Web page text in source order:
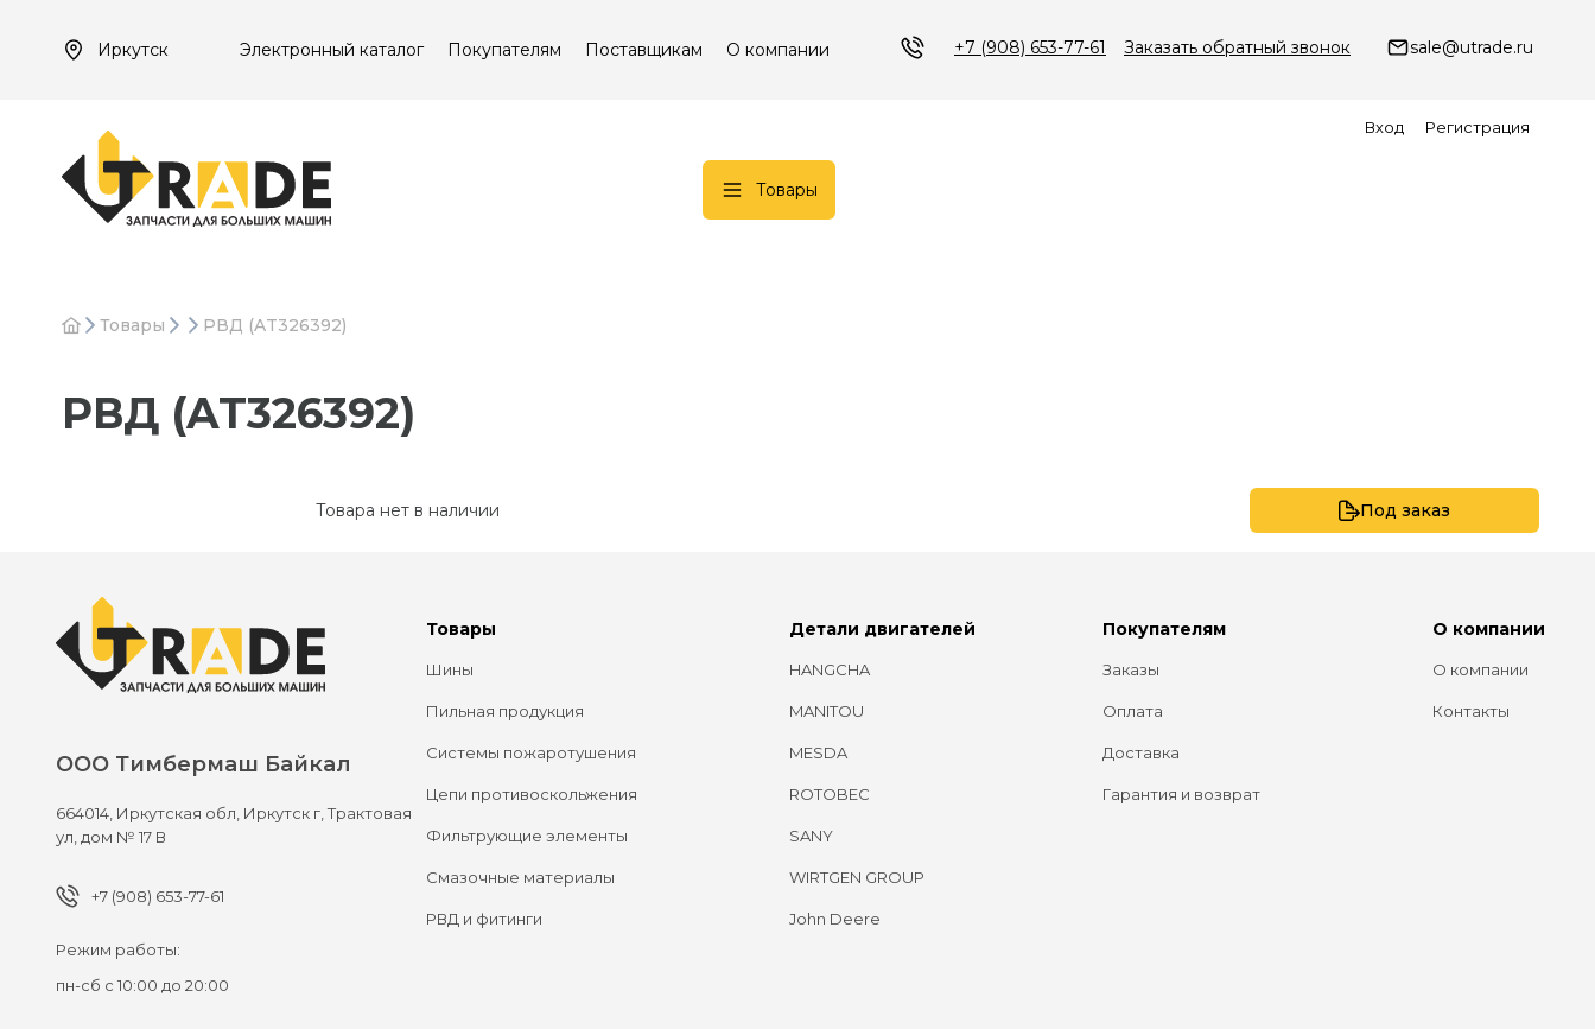
Иркутск Электронный каталог Покупателям Поставщикам О компании +7 (908) 653-77-61 Заказать обратный звонок sale@utrade.ru
Вход Регистрация
Товары
Товары РВД (AT326392)
РВД (AT326392)
Товара нет в наличии Под заказ
ООО Тимбермаш Байкал
664014, Иркутская обл, Иркутск г,Трактовая
ул, дом № 17 В
+7 (908) 653-77-61
Режим работы:
пн-сб с 10:00 до 20:00
Товары
Шины
Пильная продукция
Системы пожаротушения
Цепи противоскольжения
Фильтрующие элементы
Смазочные материалы
РВД и фитинги
Детали двигателей
HANGCHA
MANITOU
MESDA
ROTOBEC
SANY
WIRTGEN GROUP
John Deere
Покупателям
Заказы
Оплата
Доставка
Гарантия и возврат
О компании
О компании
Контакты